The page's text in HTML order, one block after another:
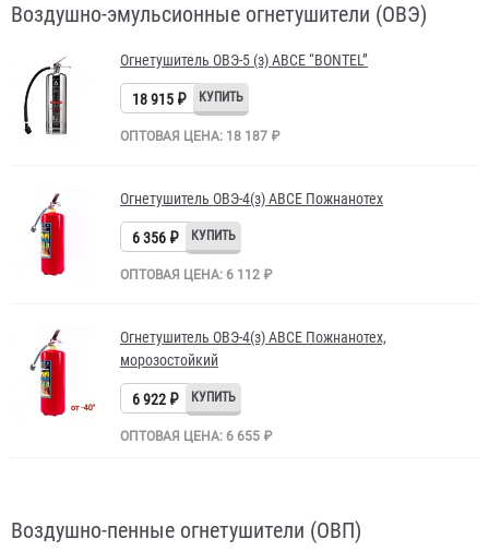
Воздушно-эмульсионные огнетушители (ОВЭ)
Огнетушитель ОВЭ-5 (з) АВCЕ “BONTEL”
18 915 ₽
ОПТОВАЯ ЦЕНА: 18 187 ₽
Огнетушитель ОВЭ-4(з) АВСЕ Пожнанотех
6 356 ₽
ОПТОВАЯ ЦЕНА: 6 112 ₽
Огнетушитель ОВЭ-4(з) АВСЕ Пожнанотех,
морозостойкий
6 922 ₽
ОПТОВАЯ ЦЕНА: 6 655 ₽
Воздушно-пенные огнетушители (ОВП)